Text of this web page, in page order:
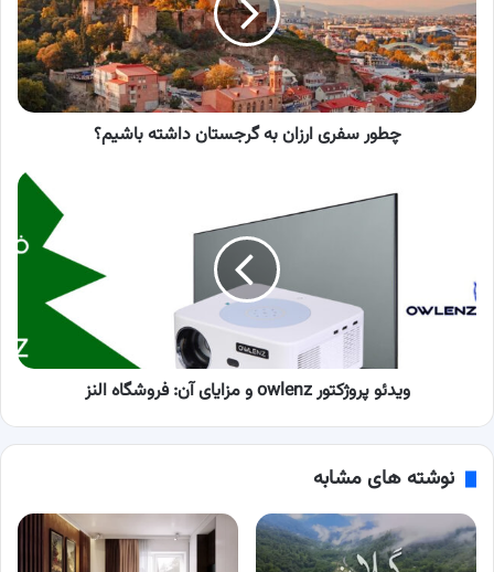
گرجستان
داشته
باشیم؟
چطور سفری ارزان به گرجستان داشته باشیم؟
آن:
فروشگاه
ویدئو پروژکتور owlenz و مزایای آن: فروشگاه النز
نوشته های مشابه